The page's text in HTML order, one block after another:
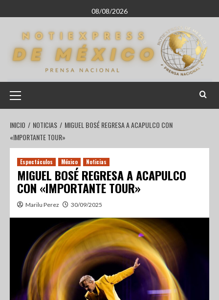
08/08/2026
INICIO NOTICIAS
MIGUEL BOSÉ REGRESA A ACAPULCO CON
«IMPORTANTE TOUR»
Espectáculos México Noticias
MIGUEL BOSÉ REGRESA A ACAPULCO
CON «IMPORTANTE TOUR»
Marilu Perez 30/09/2025